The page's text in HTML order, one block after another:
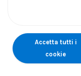
Accetta tutti i
cookie